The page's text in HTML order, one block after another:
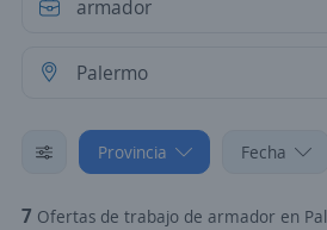
Provincia Fecha
7 Ofertas de trabajo de armador en Palermo, Capital Federal